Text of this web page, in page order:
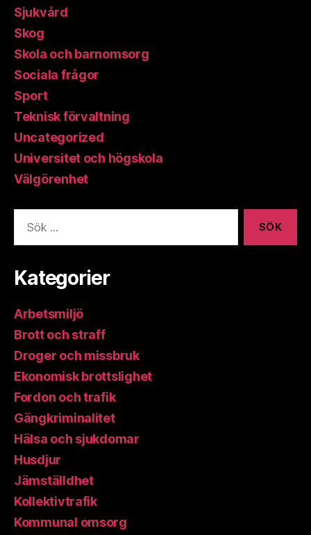
Sjukvård
Skog
Skola och barnomsorg
Sociala frågor
Sport
Teknisk förvaltning
Uncategorized
Universitet och högskola
Välgörenhet
efter:
Kategorier
Arbetsmiljö
Brott och straff
Droger och missbruk
Ekonomisk brottslighet
Fordon och trafik
Gängkriminalitet
Hälsa och sjukdomar
Husdjur
Jämställdhet
Kollektivtrafik
Kommunal omsorg